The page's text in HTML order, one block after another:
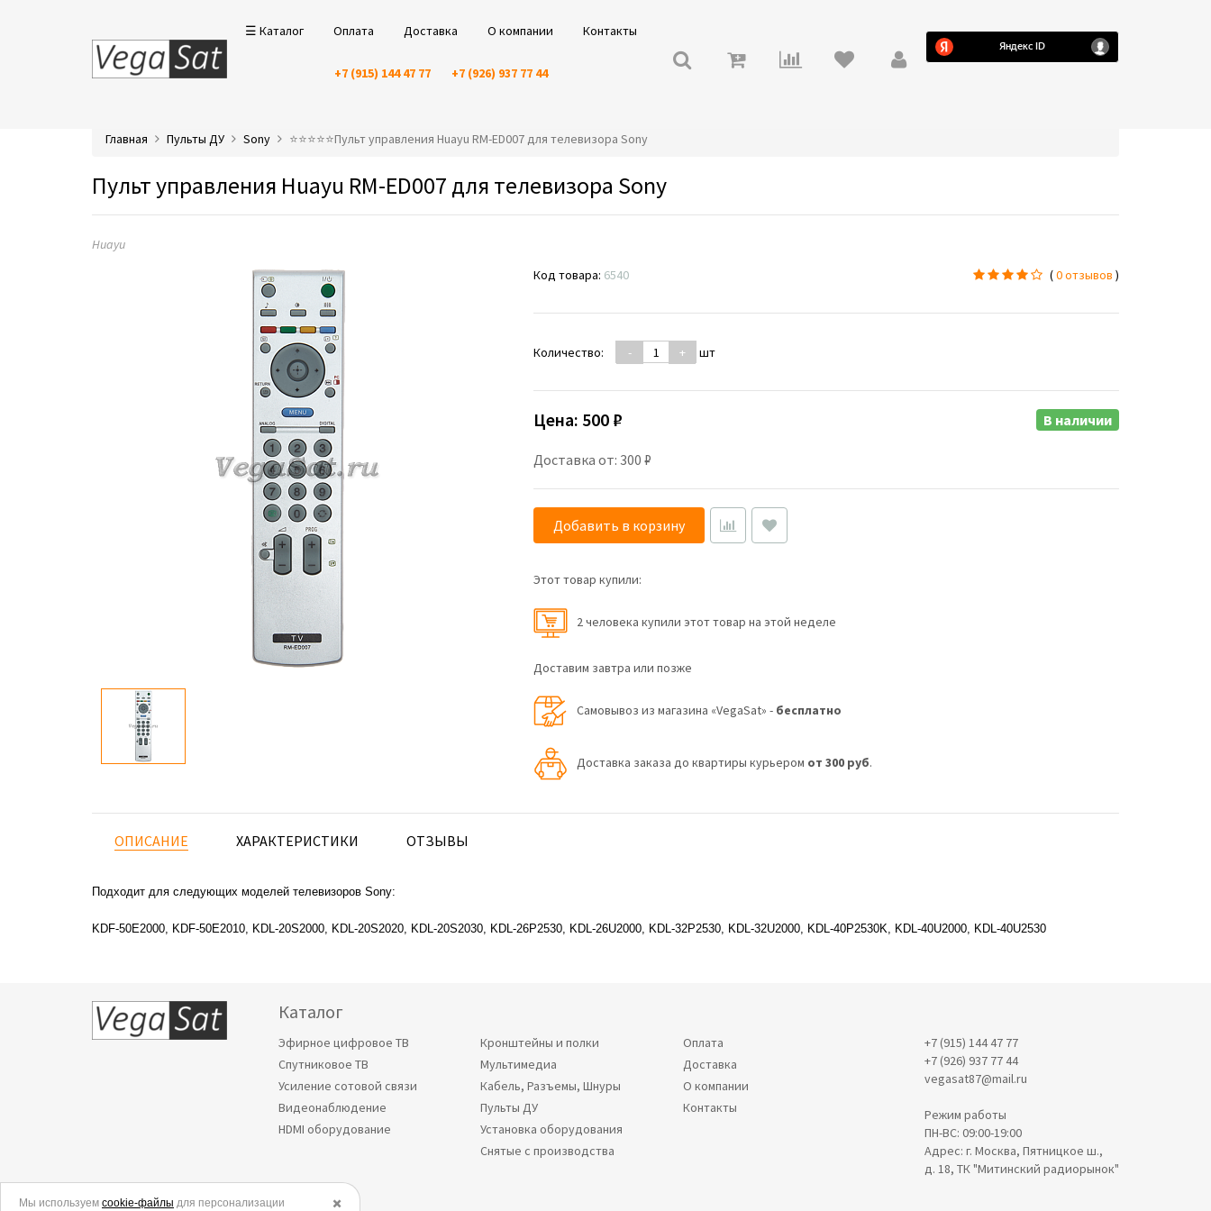
☰ Каталог Оплата Доставка О компании Контакты
+7 (915) 144 47 77 +7 (926) 937 77 44
Главная Пульты ДУ Sony ⭐️⭐️⭐️⭐️⭐️Пульт управления Huayu RM-ED007 для телевизора Sony
Пульт управления Huayu RM-ED007 для телевизора Sony
Huayu
Код товара: 6540 (0 отзывов )
Количество: - + шт
Цена: 500 ₽
Доставка от: 300 ₽
В наличии
Добавить в корзину
Этот товар купили:
2 человекa купили этот товар на этой неделе
Доставим завтра или позже
Самовывоз из магазина «VegaSat» - бесплатно
Доставка заказа до квартиры курьером от 300 руб.
ОПИСАНИЕ ХАРАКТЕРИСТИКИ ОТЗЫВЫ
Подходит для следующих моделей телевизоров Sony:
KDF-50E2000, KDF-50E2010, KDL-20S2000, KDL-20S2020, KDL-20S2030, KDL-26P2530, KDL-26U2000, KDL-32P2530, KDL-32U2000, KDL-40P2530K, KDL-40U2000, KDL-40U2530
Каталог
Эфирное цифровое ТВ
Спутниковое ТВ
Усиление сотовой связи
Видеонаблюдение
HDMI оборудование
Кронштейны и полки
Мультимедиа
Кабель, Разъемы, Шнуры
Пульты ДУ
Установка оборудования
Снятые с производства
Оплата
Доставка
О компании
Контакты
+7 (915) 144 47 77
+7 (926) 937 77 44
vegasat87@mail.ru
Режим работы
ПН-ВС: 09:00-19:00
Адрес: г. Москва, Пятницкое ш.,
д. 18, ТК "Митинский радиорынок"
© 2006-2026. ✖️
Мы используем cookie-файлы для персонализации